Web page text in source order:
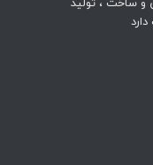
و ساخت ، تولید